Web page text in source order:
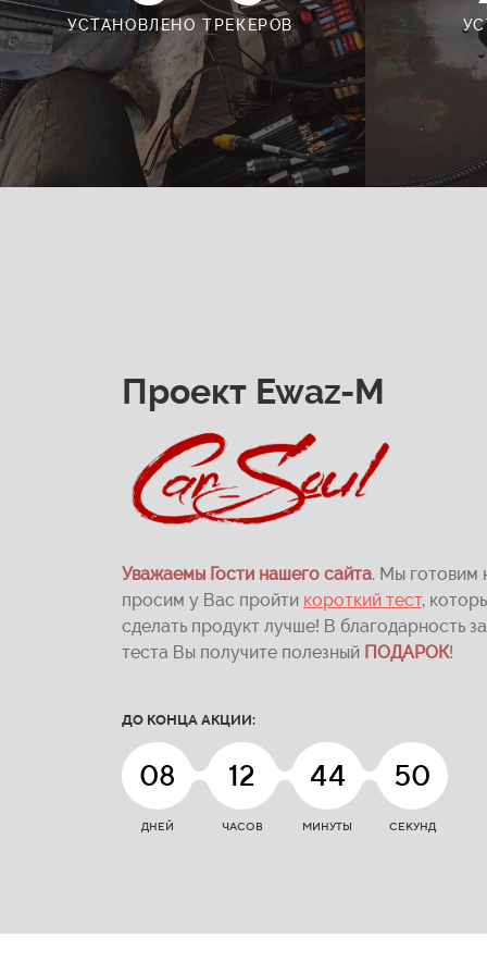
УСТАНОВЛЕНО ТРЕКЕРОВ
Проект Ewaz-M
Уважаемы Гости нашего сайта. Мы готовим
просим у Вас пройти короткий тест,
сделать продукт лучше! В благодарность
теста Вы получите полезный ПОДАРОК!
ДО КОНЦА АКЦИИ:
08 12 44 48
ДНЕЙ ЧАСОВ МИНУТЫ СЕКУНД